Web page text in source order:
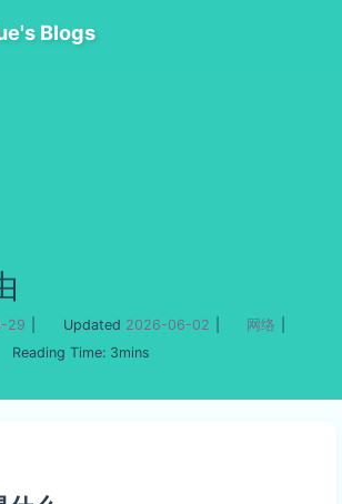
Blogs
29 Updated 2026-06-02 网络
Reading Time: 3mins